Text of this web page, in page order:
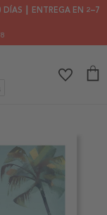
┃ ENTREGA EN 2–7